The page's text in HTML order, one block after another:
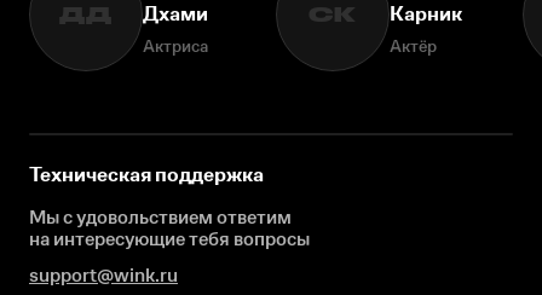
ДД
Дхами
Актриса
СК
Карник
Актёр
Техническая поддержка
Мы с удовольствием ответим
на интересующиетебя вопросы
support@wink.ru